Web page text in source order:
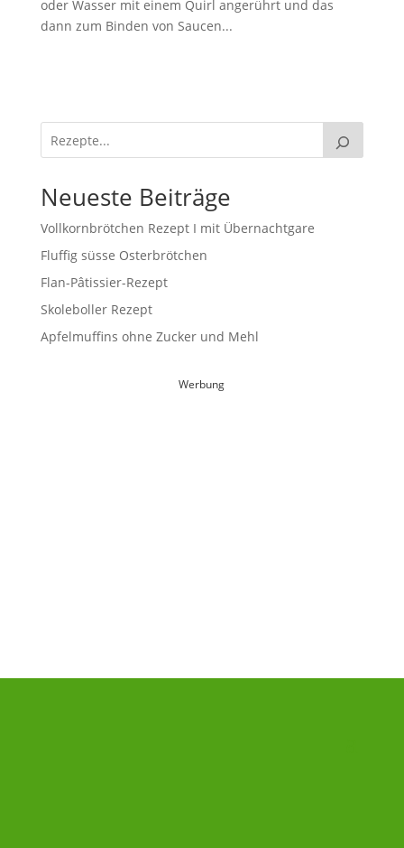
oder Wasser mit einem Quirl angerührt und das
dann zum Binden von Saucen...
Neueste Beiträge
Vollkornbrötchen Rezept I mit Übernachtgare
Fluffig süsse Osterbrötchen
Flan-Pâtissier-Rezept
Skoleboller Rezept
Apfelmuffins ohne Zucker und Mehl
Werbung